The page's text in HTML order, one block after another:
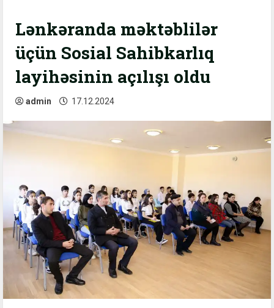
Lənkəranda məktəblilər
üçün Sosial Sahibkarlıq
layihəsinin açılışı oldu
admin 17.12.2024